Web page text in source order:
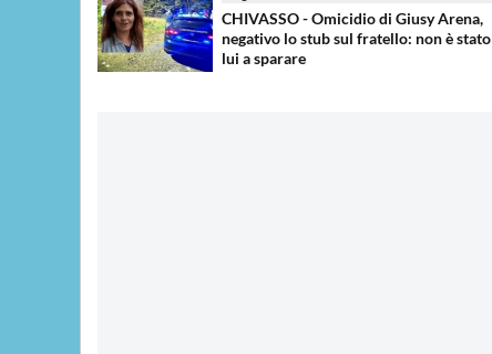
CHIVASSO - Omicidio di Giusy Arena,
negativo lo stub sul fratello: non è stato
lui a sparare